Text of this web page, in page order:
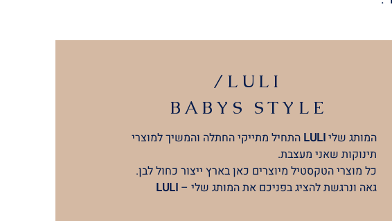
/LULI
BABYS STYLE
המותג שליLULI התחיל מתייקי החתלה והמשיך למוצרי
תינוקות שאני מעצבת.
כל מוצרי הטקסטיל מיוצרים כאן בארץ ייצור כחול לבן.
גאה ונרגשת להציג בפניכם את המותג שלי –LULI